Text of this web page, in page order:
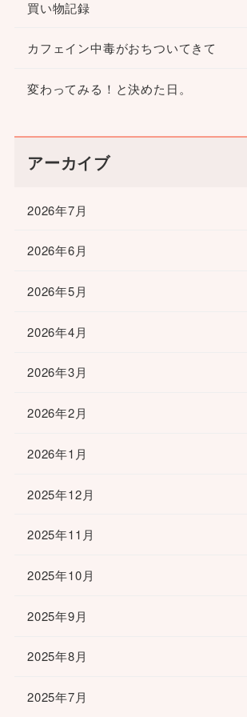
買い物記録
カフェイン中毒がおちついてきて
変わってみる！と決めた日。
アーカイブ
2026年7月
2026年6月
2026年5月
2026年4月
2026年3月
2026年2月
2026年1月
2025年12月
2025年11月
2025年10月
2025年9月
2025年8月
2025年7月